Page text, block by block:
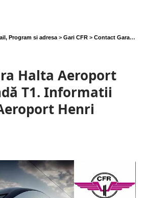
Program si adresa > Gari CFR > Contact Gara Halta Aeroport Henri Coandă T1. Informatii CFR Halta Aeroport Henri Coandă T1
Halta Aeroport
T1. Informatii
Henri